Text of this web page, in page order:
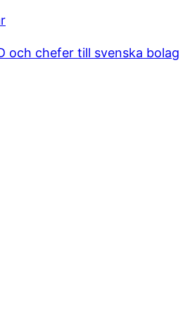
och chefer till svenska bolag